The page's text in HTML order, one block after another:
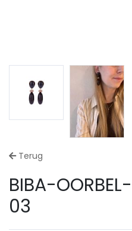
Terug
BIBA-
03